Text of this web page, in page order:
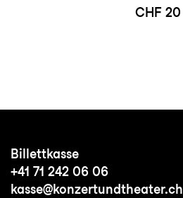
CHF 20
Billettkasse
+41 71 242 06 06
kasse@konzertundtheater.ch